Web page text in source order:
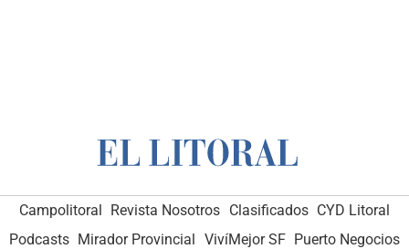
Campolitoral Revista Nosotros Clasificados CYD Litoral
Podcasts Mirador Provincial VivíMejor SF Puerto Negocios